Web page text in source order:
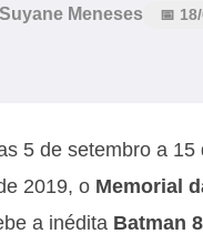
Suyane Meneses 📅
5 de setembro a 15
2019, o Memorial
a inédita Batman